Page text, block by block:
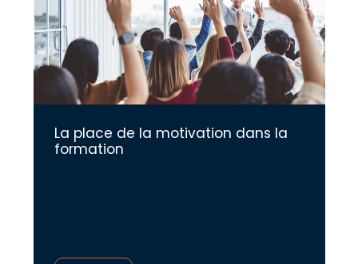
La place de la motivation dans la
formation